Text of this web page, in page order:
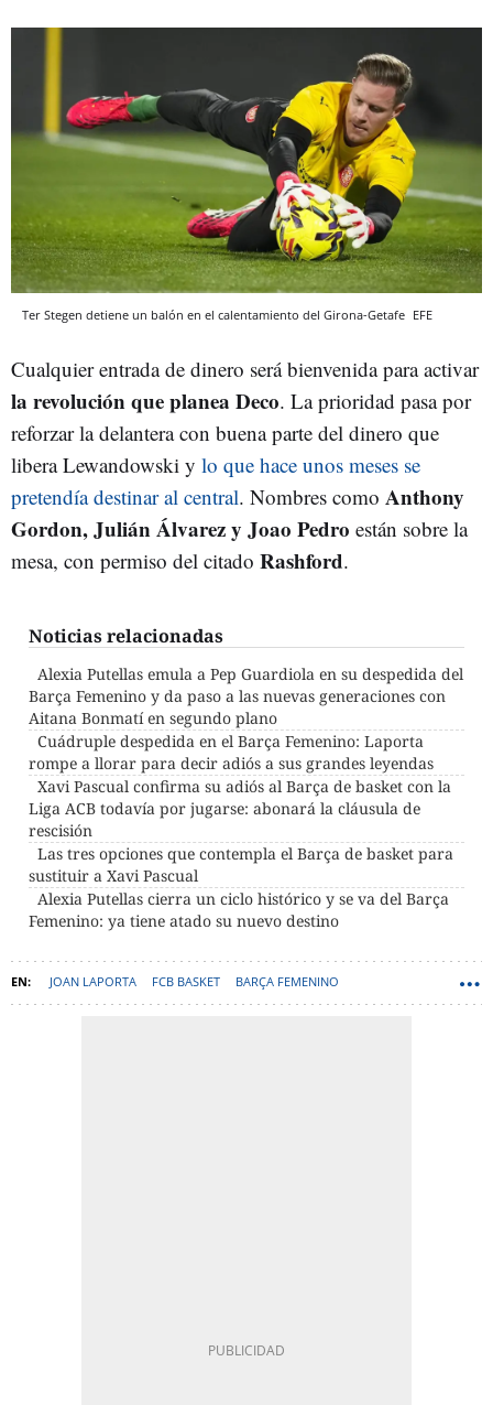
Ter Stegen detiene un balón en el calentamiento del Girona-Getafe EFE
Cualquier entrada de dinero será bienvenida para activar
la revolución que planea Deco. La prioridad pasa por
reforzar la delantera con buena parte del dinero que
libera Lewandowski y lo que hace unos meses se
pretendía destinar al central. Nombres como Anthony
Gordon, Julián Álvarez y Joao Pedro están sobre la
mesa, con permiso del citado Rashford.
Noticias relacionadas
Alexia Putellas emula a Pep Guardiola en su despedida del
Barça Femenino y da paso a las nuevas generaciones con
Aitana Bonmatí en segundo plano
Cuádruple despedida en el Barça Femenino: Laporta
rompe a llorar para decir adiós a sus grandes leyendas
Xavi Pascual confirma su adiós al Barça de basket con la
Liga ACB todavía por jugarse: abonará la cláusula de
rescisión
Las tres opciones que contempla el Barça de basket para
sustituir a Xavi Pascual
Alexia Putellas cierra un ciclo histórico y se va del Barça
Femenino: ya tiene atado su nuevo destino
JOAN LAPORTA FCB BASKET BARÇA FEMENINO